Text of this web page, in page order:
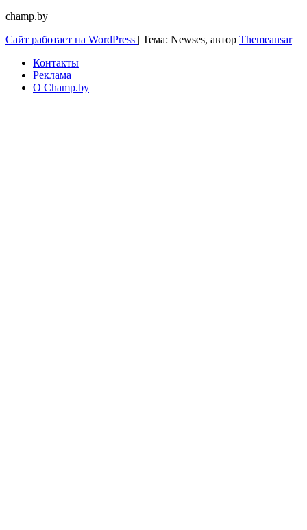
champ.by
Сайт работает на WordPress | Тема: Newses, автор Themeansar
Контакты
Реклама
О Champ.by